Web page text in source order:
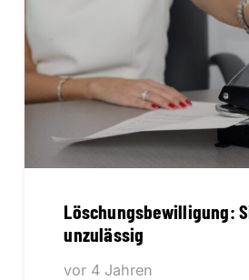
Löschungsbewilligung:
unzulässig
vor 4 Jahren